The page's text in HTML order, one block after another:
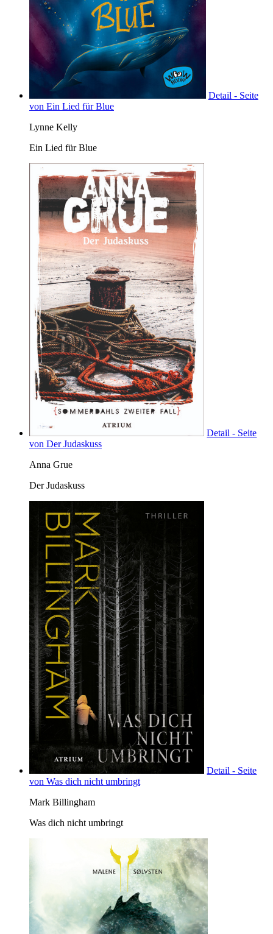
Detail - Seite
von Ein Lied für Blue
Lynne Kelly
Ein Lied für Blue
Detail - Seite
von Der Judaskuss
Anna Grue
Der Judaskuss
Detail - Seite
von Was dich nicht umbringt
Mark Billingham
Was dich nicht umbringt